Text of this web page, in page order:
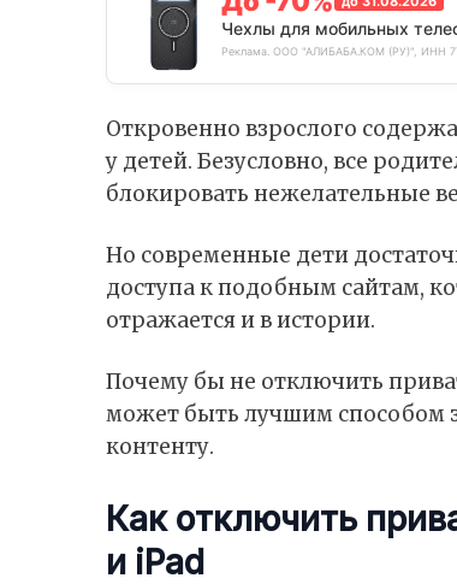
Чехлы для мобильных
Реклама. ООО "АЛИБАБА.КОМ (РУ)", ИНН
Откровенно взрослого
у детей. Безусловно, все
блокировать нежелательные
Но современные дети
доступа к подобным сайтам,
отражается и в истории.
Почему бы не отключить
может быть лучшим способом
контенту.
Как отключить
и iPad